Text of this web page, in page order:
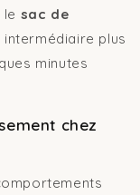
sac de
intermédiaire plus
minutes
chez